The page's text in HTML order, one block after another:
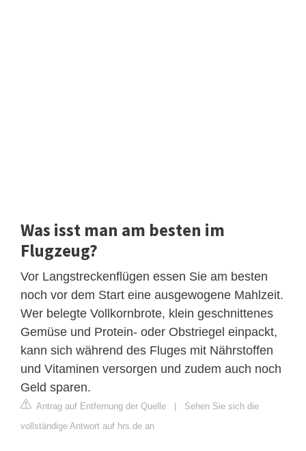
Was isst man am besten im
Flugzeug?
Vor Langstreckenflügen essen Sie am besten
noch vor dem Start eine ausgewogene Mahlzeit.
Wer belegte Vollkornbrote, klein geschnittenes
Gemüse und Protein- oder Obstriegel einpackt,
kann sich während des Fluges mit Nährstoffen
und Vitaminen versorgen und zudem auch noch
Geld sparen.
Antrag auf Entfernung der Quelle | Sehen Sie sich die
vollständige Antwort auf hrs.de an